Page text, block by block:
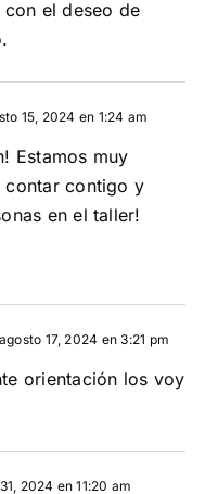
el deseo de
15, 2024 en 1:24 am
Estamos muy
contar contigo y
en el taller!
agosto 17, 2024 en 3:21 pm
orientación los voy
2024 en 11:20 am